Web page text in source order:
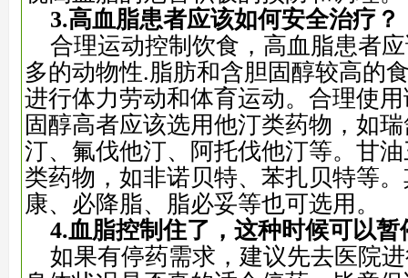
3.高血脂患者应该如何安全治疗？
合理运动控制饮食 ， 高血脂患者
多的动物性.脂肪和含胆固醇较高的
进行体力劳动和体育运动。 合理使用
固醇高者应该选用他汀类药物，如
汀、氟伐他汀、阿托伐他汀等。甘
类药物，如非诺贝特、苯扎贝特等
康、必降脂、脂必妥等也可选用。
4.血脂控制住了，这种时候可以暂
如果有停药需求，建议先去医院